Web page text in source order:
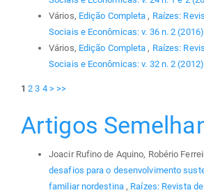
Vários, Edição Completa, Raízes:
Sociais e Econômicas: v. 36 n. 2 (2016)
Vários, Edição Completa, Raízes:
Sociais e Econômicas: v. 32 n. 2 (2012)
1 2 3 4 > >>
Artigos
Joacir Rufino de Aquino, Robério
desafios para o desenvolvimento
familiar nordestina , Raízes: Revista